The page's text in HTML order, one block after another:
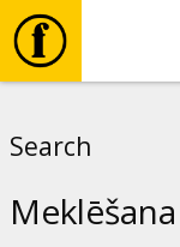
Search
Meklēšana